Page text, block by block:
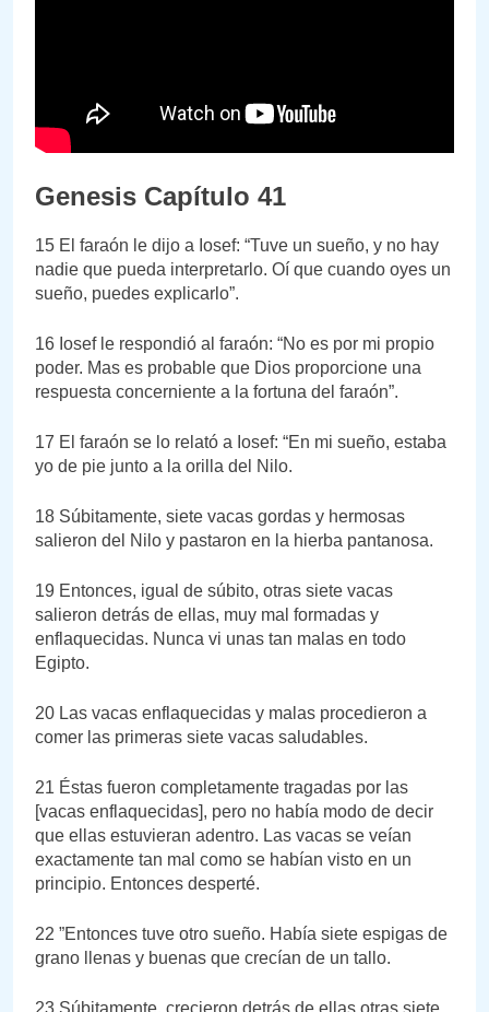
Genesis Capítulo 41
15 El faraón le dijo a Iosef: “Tuve un sueño, y no hay
nadie que pueda interpretarlo. Oí que cuando oyes un
sueño, puedes explicarlo”.
16 Iosef le respondió al faraón: “No es por mi propio
poder. Mas es probable que Dios proporcione una
respuesta concerniente a la fortuna del faraón”.
17 El faraón se lo relató a Iosef: “En mi sueño, estaba
yo de pie junto a la orilla del Nilo.
18 Súbitamente, siete vacas gordas y hermosas
salieron del Nilo y pastaron en la hierba pantanosa.
19 Entonces, igual de súbito, otras siete vacas
salieron detrás de ellas, muy mal formadas y
enflaquecidas. Nunca vi unas tan malas en todo
Egipto.
20 Las vacas enflaquecidas y malas procedieron a
comer las primeras siete vacas saludables.
21 Éstas fueron completamente tragadas por las
[vacas enflaquecidas], pero no había modo de decir
que ellas estuvieran adentro. Las vacas se veían
exactamente tan mal como se habían visto en un
principio. Entonces desperté.
22 ”Entonces tuve otro sueño. Había siete espigas de
grano llenas y buenas que crecían de un tallo.
23 Súbitamente, crecieron detrás de ellas otras siete